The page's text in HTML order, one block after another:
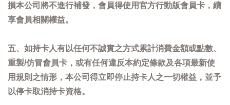
損本公司將不進行補發，會員得使用官方行動版會員卡，續
享會員相關權益。
五、如持卡人有以任何不誠實之方式累計消費金額或點數、
重製/仿冒會員卡，或有任何違反本約定條款及各項最新使
用規則之情形，本公司得立即停止持卡人之一切權益，並予
以停卡取消持卡資格。